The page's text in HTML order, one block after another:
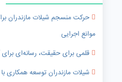
حرکت منسجم شیلات مازندران
موانع اجرایی
قلمی برای حقیقت، رسانه‌ای برای
شیلات مازندران توسعه